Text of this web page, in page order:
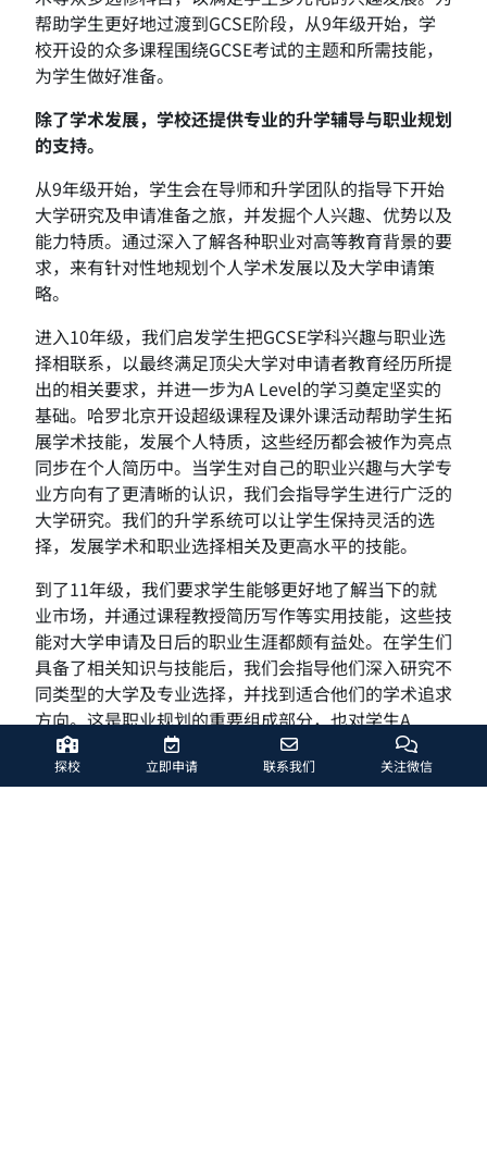
帮助学生更好地过渡到GCSE阶段，从9年级开始，学
校开设的众多课程围绕GCSE考试的主题和所需技能，
为学生做好准备。
除了学术发展，学校还提供专业的升学辅导与职业规划
的支持。
从9年级开始，学生会在导师和升学团队的指导下开始
大学研究及申请准备之旅，并发掘个人兴趣、优势以及
能力特质。通过深入了解各种职业对高等教育背景的要
求，来有针对性地规划个人学术发展以及大学申请策
略。
进入10年级，我们启发学生把GCSE学科兴趣与职业选
择相联系，以最终满足顶尖大学对申请者教育经历所提
出的相关要求，并进一步为A Level的学习奠定坚实的
基础。哈罗北京开设超级课程及课外课活动帮助学生拓
展学术技能，发展个人特质，这些经历都会被作为亮点
同步在个人简历中。当学生对自己的职业兴趣与大学专
业方向有了更清晰的认识，我们会指导学生进行广泛的
大学研究。我们的升学系统可以让学生保持灵活的选
择，发展学术和职业选择相关及更高水平的技能。
到了11年级，我们要求学生能够更好地了解当下的就
业市场，并通过课程教授简历写作等实用技能，这些技
能对大学申请及日后的职业生涯都颇有益处。在学生们
具备了相关知识与技能后，我们会指导他们深入研究不
同类型的大学及专业选择，并找到适合他们的学术追求
方向。这是职业规划的重要组成部分，也对学生A
Level的学习及大学申请起到指引作用。
通过在GCSE阶段打下的良好基础，
探校 立即申请 联系我们 关注微信